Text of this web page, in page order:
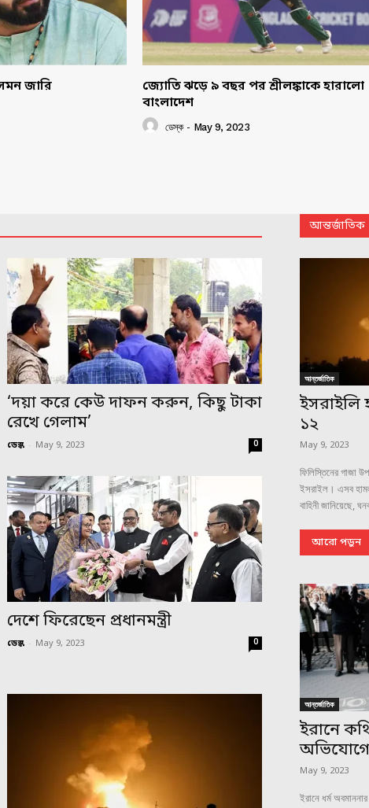
জারি
জ্যোতি ঝড়ে ৯ বছর পর শ্রীলঙ্কাকে হারালো
বাংলাদেশ
ডেস্ক - May 9, 2023
‘দয়া করে কেউ দাফন করুন, কিছু টাকা
রেখে গেলাম’
ডেস্ক - May 9, 2023 0
দেশে ফিরেছেন প্রধানমন্ত্রী
ডেস্ক - May 9, 2023 0
আন্তর্জাতিক
আন্তর্জাতিক
ইসরাইলি
১২
May 9, 2023
ফিলিস্তিনের গাজা
ইসরাইল। এসব
বাহিনী জানিয়েছে,
আরো পড়ুন
আন্তর্জাতিক
ইরানে
অভিযোগে
May 9, 2023
ইরানে ধর্ম